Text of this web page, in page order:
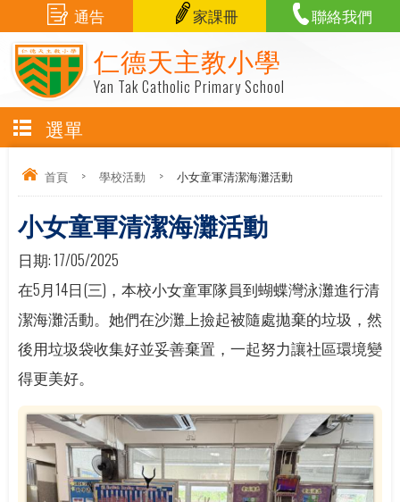
仁德天主教小學
Yan Tak Catholic Primary School
通告 家課冊 聯絡我們
選單
首頁 > 學校活動 > 小女童軍清潔海灘活動
小女童軍清潔海灘活動
日期:17/05/2025
在5月14日(三)，本校小女童軍隊員到蝴蝶灣泳灘進行清
潔海灘活動。她們在沙灘上撿起被隨處拋棄的垃圾，然
後用垃圾袋收集好並妥善棄置，一起努力讓社區環境變
得更美好。